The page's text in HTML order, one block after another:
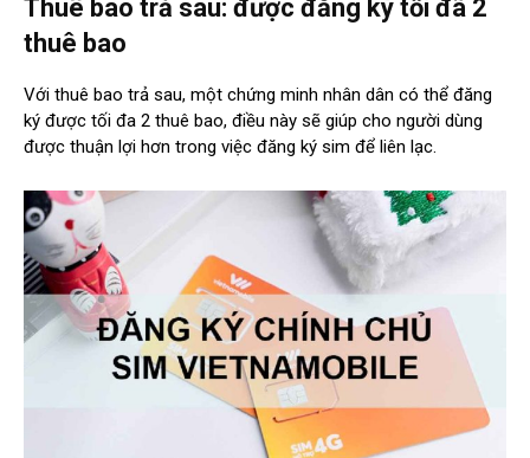
Thuê bao trả sau: được đăng ký tối đã 2
thuê bao
Với thuê bao trả sau, một chứng minh nhân dân có thể đăng
ký được tối đa 2 thuê bao, điều này sẽ giúp cho người dùng
được thuận lợi hơn trong việc đăng ký sim để liên lạc.